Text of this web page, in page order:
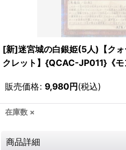
[新]迷宮城の白銀姫(5人)【ク
クレット】{QCAC-JP011}《モ
販売価格: 9,980円(税込)
在庫数 ×
商品詳細